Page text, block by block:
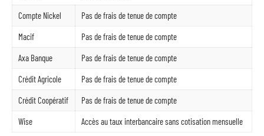
Compte Nickel
Pas de frais de tenue de compte
Macif
Pas de frais de tenue de compte
Axa Banque
Pas de frais de tenue de compte
Crédit Agricole
Pas de frais de tenue de compte
Crédit Coopératif
Pas de frais de tenue de compte
Wise
Accès au taux interbancaire sans cotisation mensuelle